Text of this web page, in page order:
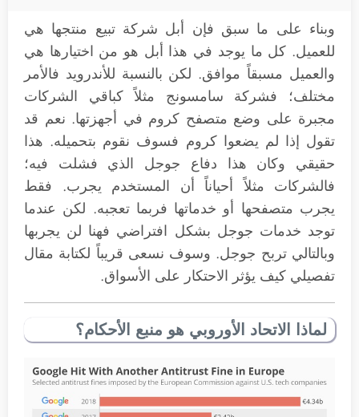
وبناء على ما سبق فإن أبل شركة تبيع منتجها هي
للعميل. كل ما يوجد في هذا أبل هو من اختيارها هي
والعميل مسبقاً موافق. لكن بالنسبة للأندرويد فالأمر
مختلف؛ فشركة سامسونج مثلاً كباقي الشركات
مجبرة على وضع متصفح كروم في أجهزتها. نعم قد
تقول إذا لم يضعوا كروم فسوف نقوم بتحميله. هذا
حقيقي وكان هذا دفاع جوجل الذي فشلت فيه؛
فالشركات مثلاً أحياناً أن المستخدم يجرب. فقط
يجرب متصفحها أو خدماتها فربما تعجبه. لكن عندما
توجد خدمات جوجل بشكل افتراضي فهنا لن يجربها
وبالتالي تربح جوجل. وسوف نسعى قريباً لكتابة مقال
تفصيلي كيف يؤثر الاحتكار على الأسواق.
لماذا الاتحاد الأوروبي هو منبع الأحكام؟